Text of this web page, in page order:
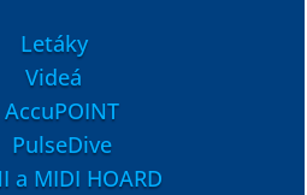
Letáky
Videá
AccuPOINT
PulseDive
a MIDI HOARD
slovenský distribútor pre
Českú republiku (info)
TRAPEZOID 64.5cm dlhá